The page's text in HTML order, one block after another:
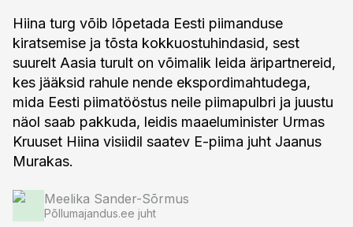
Hiina turg võib lõpetada Eesti piimanduse
kiratsemise ja tõsta kokkuostuhindasid, sest
suurelt Aasia turult on võimalik leida äripartnereid,
kes jääksid rahule nende ekspordimahtudega,
mida Eesti piimatööstus neile piimapulbri ja juustu
näol saab pakkuda, leidis maaeluminister Urmas
Kruuset Hiina visiidil saatev E-piima juht Jaanus
Murakas.
Meelika Sander-Sõrmus
Põllumajandus.ee juht